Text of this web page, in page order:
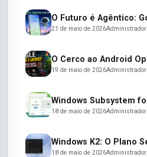
21 de maio de 2026Administrador
19 de maio de 2026Administrador
18 de maio de 2026Administrador
18 de maio de 2026Administrador